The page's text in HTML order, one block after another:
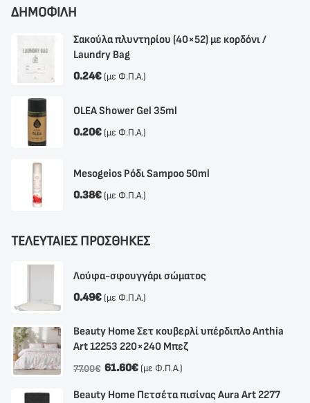
ΔΗΜΟΦΙΛΗ
Σακούλα πλυντηρίου (40×52) με κορδόνι /
Laundry Bag
0.24€ (με Φ.Π.Α.)
OLEA Shower Gel 35ml
0.20€ (με Φ.Π.Α.)
Mesogeios Ρόδι Sampoo 50ml
0.38€ (με Φ.Π.Α.)
ΤΕΛΕΥΤΑΙΕΣ ΠΡΟΣΘΗΚΕΣ
Λούφα-σφουγγάρι σώματος
0.49€ (με Φ.Π.Α.)
Beauty Home Σετ κουβερλί υπέρδιπλο Anthia
Αrt 12253 220×240 Μπεζ
77.00€ 61.60€ (με Φ.Π.Α.)
Beauty Home Πετσέτα πισίνας Aura Art 2277